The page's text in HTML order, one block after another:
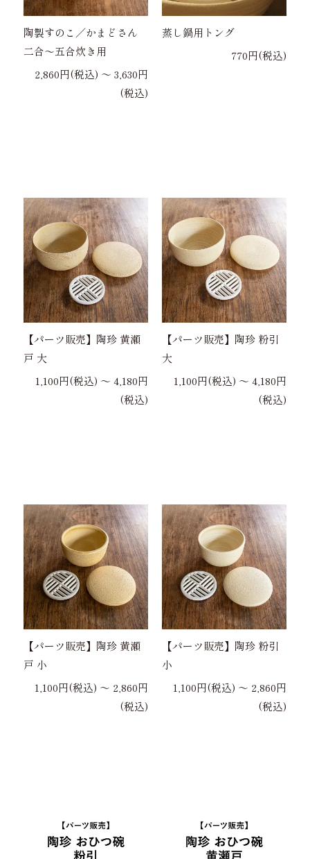
陶製すのこ／かまどさん
二合～五合炊き用
2,860円(税込) 〜 3,630円
(税込)
蒸し鍋用トング
770円(税込)
【パーツ販売】陶珍 黄瀬
戸 大
1,100円(税込) 〜 4,180円
(税込)
【パーツ販売】陶珍 粉引
大
1,100円(税込) 〜 4,180円
(税込)
【パーツ販売】陶珍 黄瀬
戸 小
1,100円(税込) 〜 2,860円
(税込)
【パーツ販売】陶珍 粉引
小
1,100円(税込) 〜 2,860円
(税込)